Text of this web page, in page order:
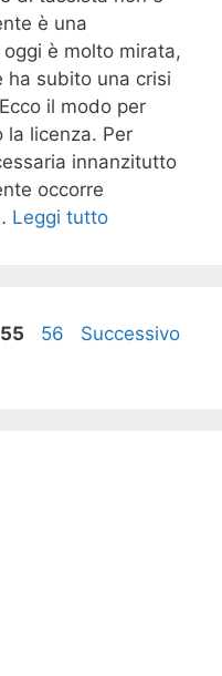
è una
è molto mirata,
ha subito una crisi
il modo per
la licenza. Per
innanzitutto
occorre
Leggi tutto
Pagina
55 Pagina
56
Successivo